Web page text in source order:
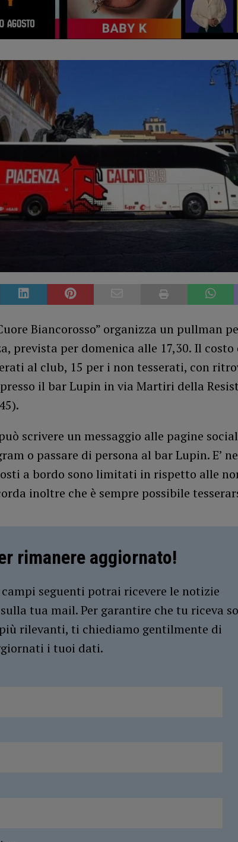
Biancorosso” organizza un pullman
prevista per domenica alle 17,30. Il costo
al club, 15 per i non tesserati, con
il bar Lupin in via Martiri della
scrivere un messaggio alle pagine social
o passare di persona al bar Lupin. E’
a bordo sono limitati in rispetto alle
inoltre che è sempre possibile
rimanere aggiornato!
seguenti potrai ricevere le notizie
tua mail. Per garantire che tu riceva
rilevanti, ti chiediamo gentilmente di
i tuoi dati.